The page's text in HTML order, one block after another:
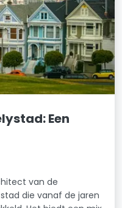
Een
van de
stad die vanaf de jaren